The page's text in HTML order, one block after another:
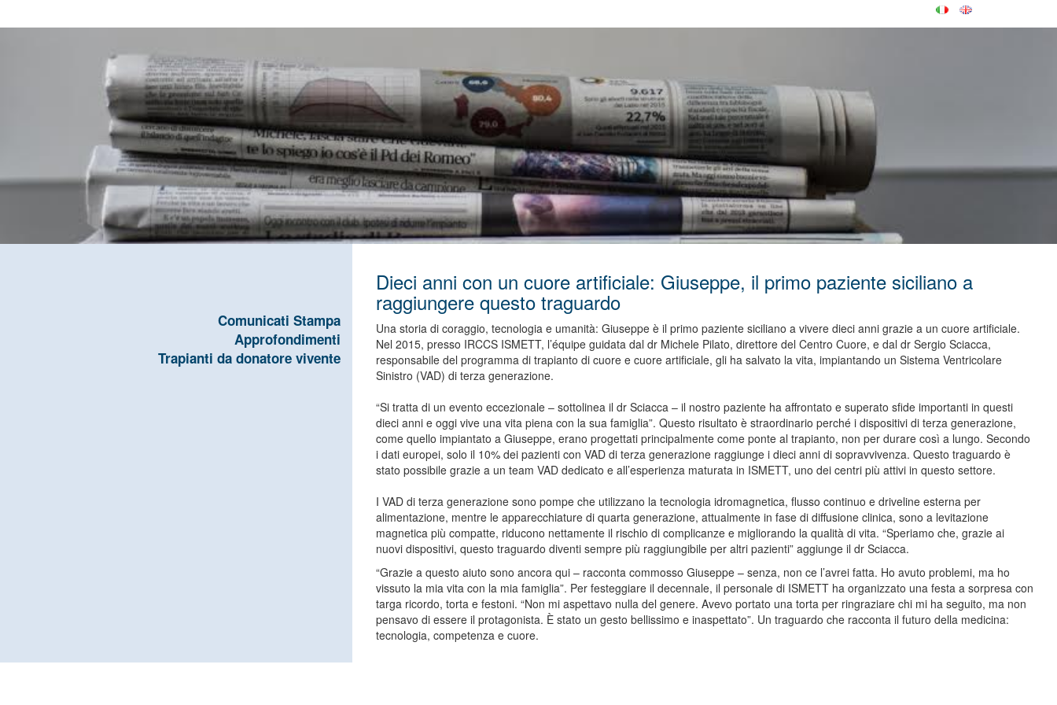
Comunicati Stampa
Approfondimenti
Trapianti da donatore vivente
Dieci anni con un cuore artificiale: Giuseppe, il primo paziente siciliano a
raggiungere questo traguardo
Una storia di coraggio, tecnologia e umanità: Giuseppe è il primo paziente siciliano a vivere dieci anni grazie a un cuore artificiale.
Nel 2015, presso IRCCS ISMETT, l’équipe guidata dal dr Michele Pilato, direttore del Centro Cuore, e dal dr Sergio Sciacca,
responsabile del programma di trapianto di cuore e cuore artificiale, gli ha salvato la vita, impiantando un Sistema Ventricolare
Sinistro (VAD) di terza generazione.
“Si tratta di un evento eccezionale – sottolinea il dr Sciacca – il nostro paziente ha affrontato e superato sfide importanti in questi
dieci anni e oggi vive una vita piena con la sua famiglia”. Questo risultato è straordinario perché i dispositivi di terza generazione,
come quello impiantato a Giuseppe, erano progettati principalmente come ponte al trapianto, non per durare così a lungo. Secondo
i dati europei, solo il 10% dei pazienti con VAD di terza generazione raggiunge i dieci anni di sopravvivenza. Questo traguardo è
stato possibile grazie a un team VAD dedicato e all’esperienza maturata in ISMETT, uno dei centri più attivi in questo settore.
I VAD di terza generazione sono pompe che utilizzano la tecnologia idromagnetica, flusso continuo e driveline esterna per
alimentazione, mentre le apparecchiature di quarta generazione, attualmente in fase di diffusione clinica, sono a levitazione
magnetica più compatte, riducono nettamente il rischio di complicanze e migliorando la qualità di vita. “Speriamo che, grazie ai
nuovi dispositivi, questo traguardo diventi sempre più raggiungibile per altri pazienti” aggiunge il dr Sciacca.
“Grazie a questo aiuto sono ancora qui – racconta commosso Giuseppe – senza, non ce l’avrei fatta. Ho avuto problemi, ma ho
vissuto la mia vita con la mia famiglia”. Per festeggiare il decennale, il personale di ISMETT ha organizzato una festa a sorpresa con
targa ricordo, torta e festoni. “Non mi aspettavo nulla del genere. Avevo portato una torta per ringraziare chi mi ha seguito, ma non
pensavo di essere il protagonista. È stato un gesto bellissimo e inaspettato”. Un traguardo che racconta il futuro della medicina:
tecnologia, competenza e cuore.